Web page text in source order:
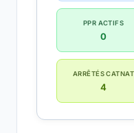
PPR ACTIFS
0
ARRÊTÉS CATNAT
4